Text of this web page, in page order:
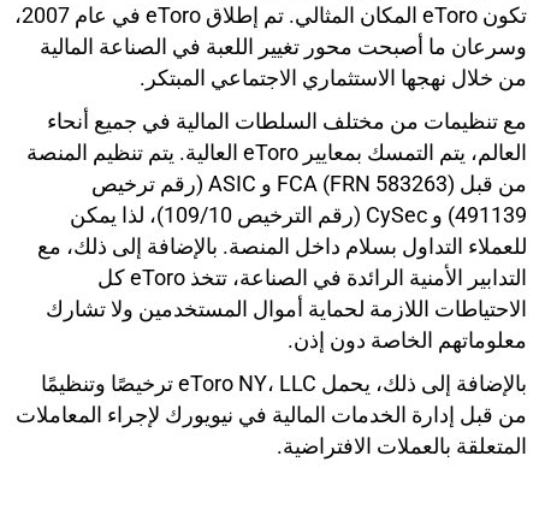
تكون eToro المكان المثالي. تم إطلاق eToro في عام 2007،
وسرعان ما أصبحت محور تغيير اللعبة في الصناعة المالية
من خلال نهجها الاستثماري الاجتماعي المبتكر.
مع تنظيمات من مختلف السلطات المالية في جميع أنحاء
العالم، يتم التمسك بمعايير eToro العالية. يتم تنظيم المنصة
من قبل FCA (FRN 583263) و ASIC (رقم ترخيص
491139) و CySec (رقم الترخيص 109/10)، لذا يمكن
للعملاء التداول بسلام داخل المنصة. بالإضافة إلى ذلك، مع
التدابير الأمنية الرائدة في الصناعة، تتخذ eToro كل
الاحتياطات اللازمة لحماية أموال المستخدمين ولا تشارك
معلوماتهم الخاصة دون إذن.
بالإضافة إلى ذلك، يحمل eToro NY، LLC ترخيصًا وتنظيمًا
من قبل إدارة الخدمات المالية في نيويورك لإجراء المعاملات
المتعلقة بالعملات الافتراضية.